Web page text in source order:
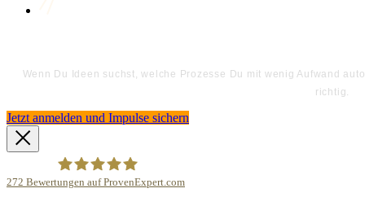
Wenn Du Ideen suchst, welche Prozesse Du mit wenig Aufwand
richtig.
Jetzt anmelden und Impulse sichern
272 Bewertungen auf ProvenExpert.com